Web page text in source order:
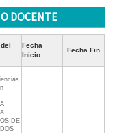
DOCENTE
Fecha
Inicio
Fecha Fin
DE